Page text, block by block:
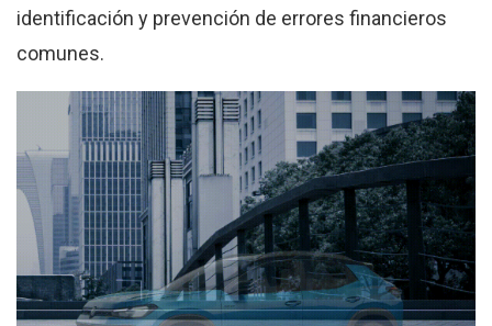
identificación y prevención de errores financieros
comunes.